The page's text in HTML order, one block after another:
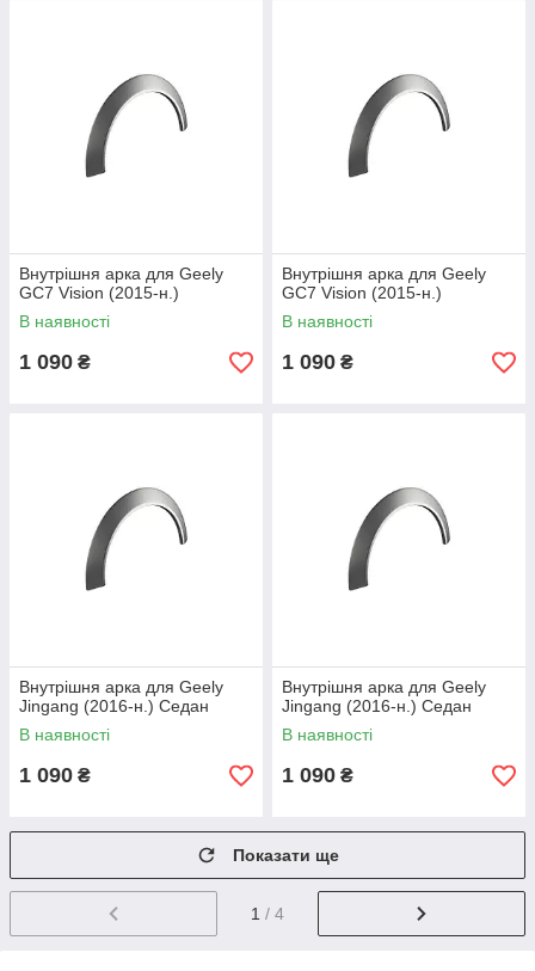
Внутрішня арка для Geely
GC7 Vision (2015-н.)
В наявності
1 090 ₴
Внутрішня арка для Geely
GC7 Vision (2015-н.)
В наявності
1 090 ₴
Внутрішня арка для Geely
Jingang (2016-н.) Седан
В наявності
1 090 ₴
Внутрішня арка для Geely
Jingang (2016-н.) Седан
В наявності
1 090 ₴
Показати ще
1 / 4